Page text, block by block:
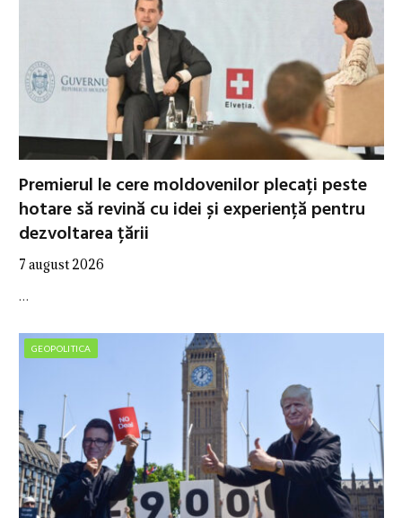
Premierul le cere moldovenilor plecați peste
hotare să revină cu idei și experiență pentru
dezvoltarea țării
7 august 2026
…
GEOPOLITICA